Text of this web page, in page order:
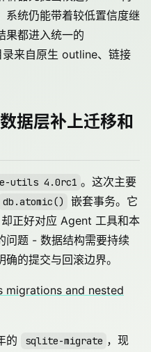
系统仍能带着较低置信度继
果都进入统一的
录来自原生 outline、链接
据层补上迁移和
utils 4.0rc1 。这次主要
db.atomic()
嵌套事务。它
正好对应 Agent 工具和本
问题 - 数据结构需要持续
的提交与回滚边界。
migrations and nested
的 sqlite-migrate ，现